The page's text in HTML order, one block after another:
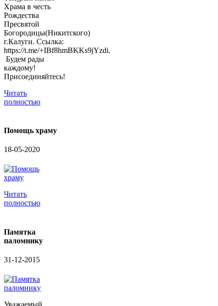
Храма в честь
Рождества
Пресвятой
Богородицы(Никитского)
г.Калуги. Ссылка:
https://t.me/+IBf8hmBKKs9jYzdi.
Будем рады
каждому!
Присоединяйтесь!
Читать
полностью
Помощь храму
18-05-2020
Читать
полностью
Памятка
паломнику
31-12-2015
Уважаемый